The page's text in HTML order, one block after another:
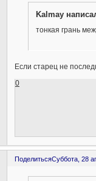
Kalmay
тонкая грань
Если старец не
0
ПоделитьсяСуббота, 28